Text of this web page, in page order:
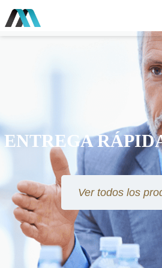
ENTREGA
Ver todos los